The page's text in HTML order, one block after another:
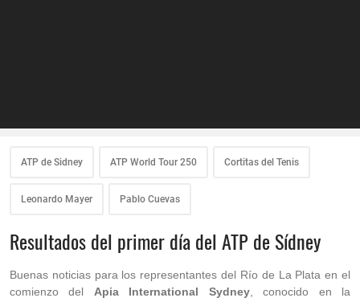
ATP de Sidney ATP World Tour 250 Cortitas del Tenis
Leonardo Mayer Pablo Cuevas
Resultados del primer día del ATP de Sídney
Buenas noticias para los representantes del Río de La Plata en el
comienzo del Apia International Sydney, conocido en la